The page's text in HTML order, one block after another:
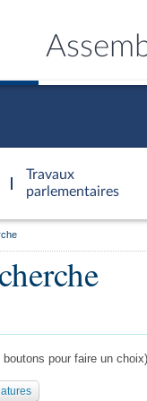
Travaux
parlementaires
pour faire un choix)